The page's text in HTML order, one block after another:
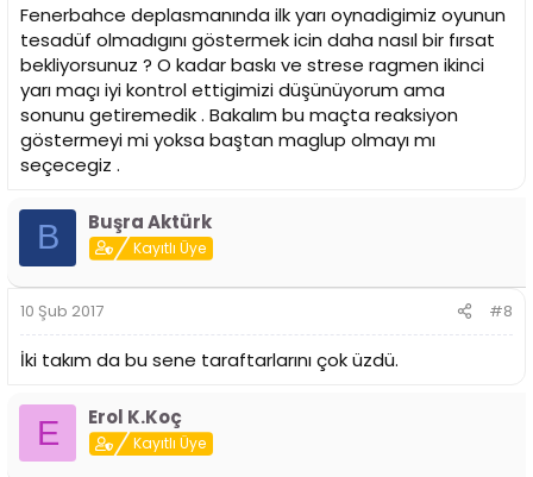
Fenerbahce deplasmanında ilk yarı oynadigimiz oyunun
tesadüf olmadıgını göstermek icin daha nasıl bir fırsat
bekliyorsunuz ? O kadar baskı ve strese ragmen ikinci
yarı maçı iyi kontrol ettigimizi düşünüyorum ama
sonunu getiremedik . Bakalım bu maçta reaksiyon
göstermeyi mi yoksa baştan maglup olmayı mı
seçecegiz .
B Buşra Aktürk
Kayıtlı Üye
10 Şub 2017 #8
İki takım da bu sene taraftarlarını çok üzdü.
E Erol K.Koç
Kayıtlı Üye